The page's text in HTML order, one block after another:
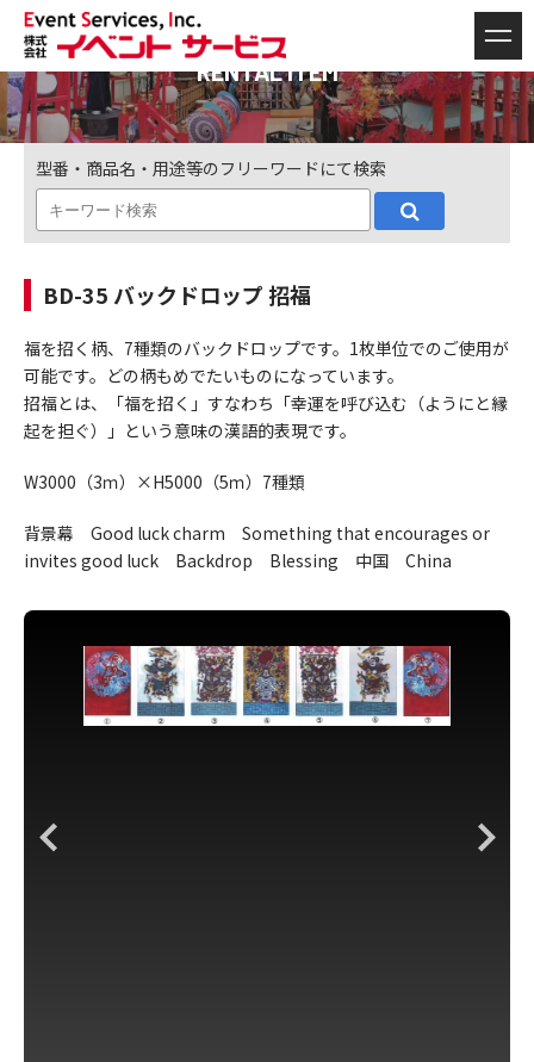
RENTAL ITEM
型番・商品名・用途等のフリーワードにて検索
BD-35 バックドロップ 招福
福を招く柄、7種類のバックドロップです。1枚単位でのご使用が
可能です。どの柄もめでたいものになっています。
招福とは、「福を招く」すなわち「幸運を呼び込む（ようにと縁
起を担ぐ）」という意味の漢語的表現です。
W3000（3ｍ）×H5000（5ｍ）7種類
背景幕 Good luck charm Something that encourages or
invites good luck Backdrop Blessing 中国 China